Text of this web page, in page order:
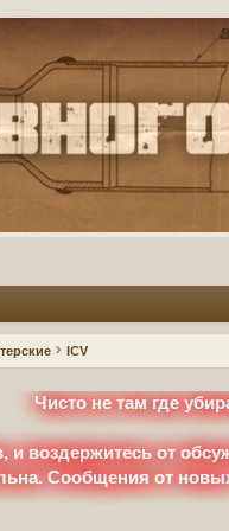
ICV
Чисто не там где
и воздержитесь от
Сообщения от